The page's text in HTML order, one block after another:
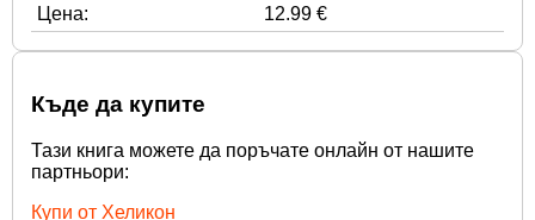
Цена:
12.99 €
Къде да купите
Тази книга можете да поръчате онлайн от нашите
партньори:
Купи от Хеликон